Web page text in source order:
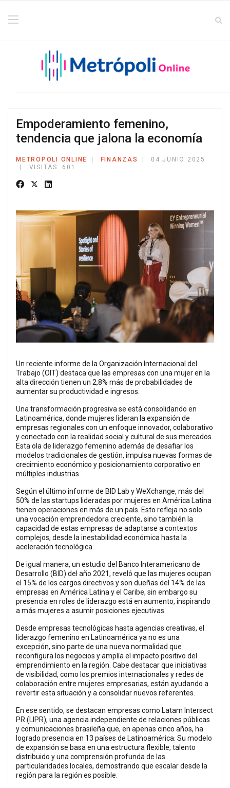
Empoderamiento femenino,
tendencia que jalona la economía
METRÓPOLI ONLINE FINANZAS
04 JUNIO 2025
VISITAS: 601
Un reciente informe de la Organización Internacional del
Trabajo (OIT) destaca que las empresas con una mujer en la
alta dirección tienen un 2,8% más de probabilidades de
aumentar su productividad e ingresos.
Una transformación progresiva se está consolidando en
Latinoamérica, donde mujeres lideran la expansión de
empresas regionales con un enfoque innovador, colaborativo
y conectado con la realidad social y cultural de sus mercados.
Esta ola de liderazgo femenino además de desafiar los
modelos tradicionales de gestión, impulsa nuevas formas de
crecimiento económico y posicionamiento corporativo en
múltiples industrias.
Según el último informe de BID Lab y WeXchange, más del
50% de las startups lideradas por mujeres en América Latina
tienen operaciones en más de un país. Esto refleja no solo
una vocación emprendedora creciente, sino también la
capacidad de estas empresas de adaptarse a contextos
complejos, desde la inestabilidad económica hasta la
aceleración tecnológica.
De igual manera, un estudio del Banco Interamericano de
Desarrollo (BID) del año 2021, reveló que las mujeres ocupan
el 15% de los cargos directivos y son dueñas del 14% de las
empresas en América Latina y el Caribe, sin embargo su
presencia en roles de liderazgo está en aumento, inspirando
a más mujeres a asumir posiciones ejecutivas.
Desde empresas tecnológicas hasta agencias creativas, el
liderazgo femenino en Latinoamérica ya no es una
excepción, sino parte de una nueva normalidad que
reconfigura los negocios y amplía el impacto positivo del
emprendimiento en la región. Cabe destacar que iniciativas
de visibilidad, como los premios internacionales y redes de
colaboración entre mujeres empresarias, están ayudando a
revertir esta situación y a consolidar nuevos referentes.
En ese sentido, se destacan empresas como Latam Intersect
PR (LIPR), una agencia independiente de relaciones públicas
y comunicaciones brasileña que, en apenas cinco años, ha
logrado presencia en 13 países de Latinoamérica. Su modelo
de expansión se basa en una estructura flexible, talento
distribuido y una comprensión profunda de las
particularidades locales, demostrando que escalar desde la
región para la región es posible.